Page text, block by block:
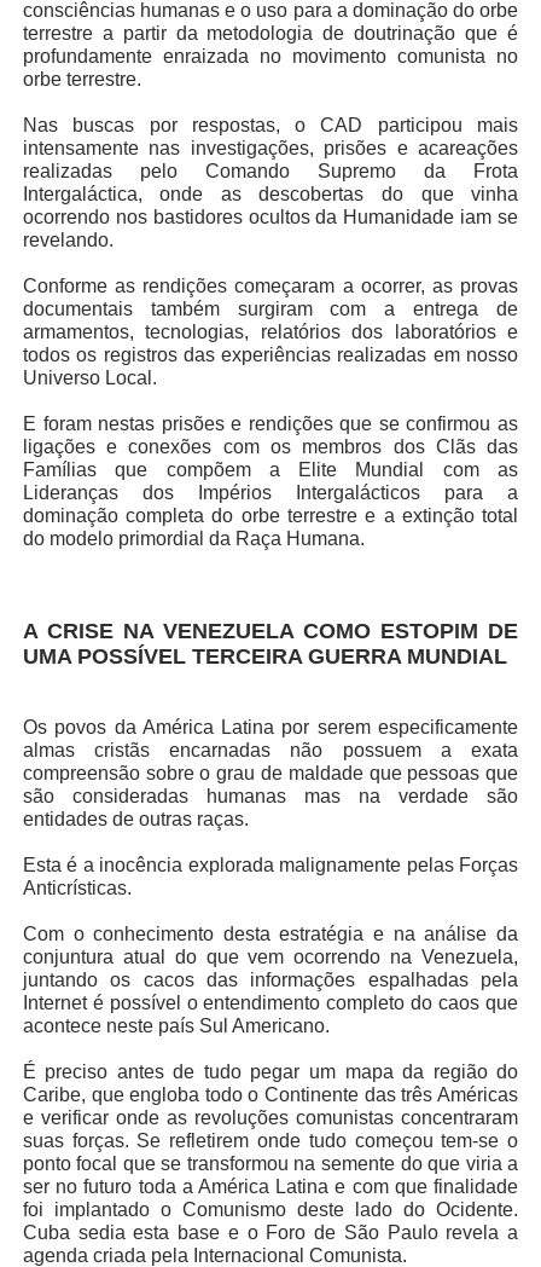
consciências humanas e o uso para a dominação do orbe
terrestre a partir da metodologia de doutrinação que é
profundamente enraizada no movimento comunista no
orbe terrestre.
Nas buscas por respostas, o CAD participou mais
intensamente nas investigações, prisões e acareações
realizadas pelo Comando Supremo da Frota
Intergaláctica, onde as descobertas do que vinha
ocorrendo nos bastidores ocultos da Humanidade iam se
revelando.
Conforme as rendições começaram a ocorrer, as provas
documentais também surgiram com a entrega de
armamentos, tecnologias, relatórios dos laboratórios e
todos os registros das experiências realizadas em nosso
Universo Local.
E foram nestas prisões e rendições que se confirmou as
ligações e conexões com os membros dos Clãs das
Famílias que compõem a Elite Mundial com as
Lideranças dos Impérios Intergalácticos para a
dominação completa do orbe terrestre e a extinção total
do modelo primordial da Raça Humana.
A CRISE NA VENEZUELA COMO ESTOPIM DE
UMA POSSÍVEL TERCEIRA GUERRA MUNDIAL
Os povos da América Latina por serem especificamente
almas cristãs encarnadas não possuem a exata
compreensão sobre o grau de maldade que pessoas que
são consideradas humanas mas na verdade são
entidades de outras raças.
Esta é a inocência explorada malignamente pelas Forças
Anticrísticas.
Com o conhecimento desta estratégia e na análise da
conjuntura atual do que vem ocorrendo na Venezuela,
juntando os cacos das informações espalhadas pela
Internet é possível o entendimento completo do caos que
acontece neste país Sul Americano.
É preciso antes de tudo pegar um mapa da região do
Caribe, que engloba todo o Continente das três Américas
e verificar onde as revoluções comunistas concentraram
suas forças. Se refletirem onde tudo começou tem-se o
ponto focal que se transformou na semente do que viria a
ser no futuro toda a América Latina e com que finalidade
foi implantado o Comunismo deste lado do Ocidente.
Cuba sedia esta base e o Foro de São Paulo revela a
agenda criada pela Internacional Comunista.